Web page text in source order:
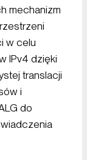
mechanizm
w celu
IPv4 dzięki
translacji
i
do